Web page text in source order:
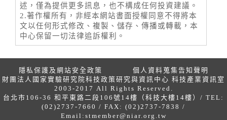
述，僅為提供更多訊息，也不構成任何投資建議。
2.著作權所有，非經本網站書面授權同意不得將本
文以任何形式修改、複製、儲存、傳播或轉載，本
中心保留一切法律追訴權利。
隱私保護及網站安全政策
個人資料蒐集告知聲明
財團法人國家實驗研究院科技政策研究與資訊中心 科技產業資訊室
2003-2017 All Rights Reserved.
台北市106-36 和平東路二段106號14樓（科技大樓14樓）/ TEL:
(02)2737-7660 / FAX: (02)2737-7838 /
Email: stmember@niar.org.tw